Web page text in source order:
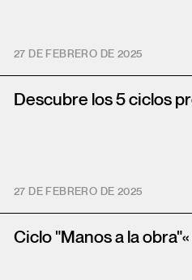
27 DE FEBRERO DE 2025
Descubre los 5 ciclos
27 DE FEBRERO DE 2025
Ciclo "Manos a la obra"«